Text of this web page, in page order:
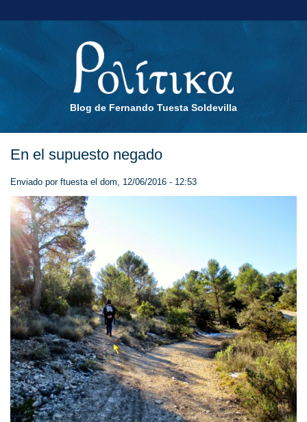
Blog de Fernando Tuesta Soldevilla
En el supuesto negado
Enviado por ftuestael dom, 12/06/2016 - 12:53